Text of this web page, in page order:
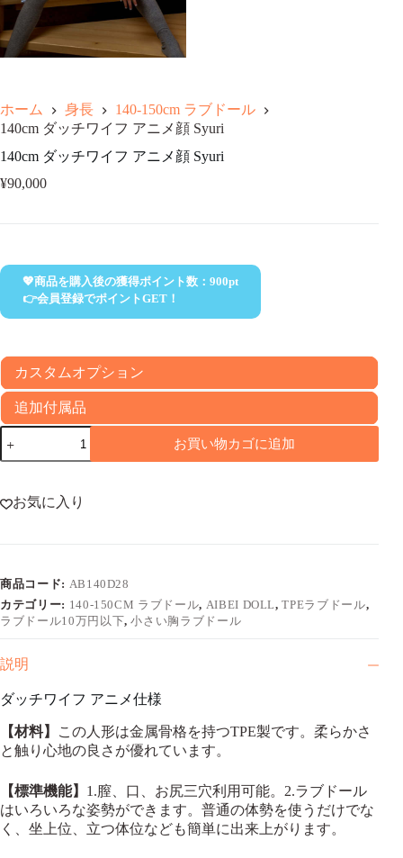
ホーム 身長
140-150cm ラブドール
140cm ダッチワイフ アニメ顔 Syuri
140cm ダッチワイフ アニメ顔 Syuri
¥90,000
💖商品を購入後の獲得ポイント数： 900pt
👉会員登録でポイントGET！
カスタムオプション
追加付属品
140cm
ダ
ッ
ワ
メ
顔
Syuri
お買い物カゴに追加
お気に入り
商品コード: AB140D28
カテゴリー: 140-150CM ラブドール, AIBEI DOLL,TPEラブドール,
ラブドール10万円以下,小さい胸ラブドール
説明
ダッチワイフ アニメ仕様
【材料】
この人形は金属骨格を持つTPE製です。柔らかさ
と触り心地の良さが優れています。
【標準機能】 1.膣、口、お尻三穴利用可能。2.ラブドール
はいろいろな姿勢ができます。普通の体勢を使うだけでな
く、坐上位、立つ体位なども簡単に出来上がります。